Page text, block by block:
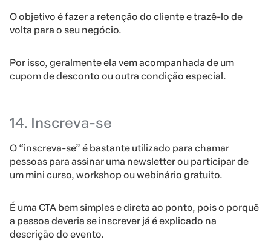
O objetivo é fazer a retenção do cliente e trazê-lo de
volta para o seu negócio.
Por isso, geralmente ela vem acompanhada de um
cupom de desconto ou outra condição especial.
14. Inscreva-se
O “inscreva-se” é bastante utilizado para chamar
pessoas para assinar uma newsletter ou participar de
um mini curso, workshop ou webinário gratuito.
É uma CTA bem simples e direta ao ponto, pois o porquê
a pessoa deveria se inscrever já é explicado na
descrição do evento.